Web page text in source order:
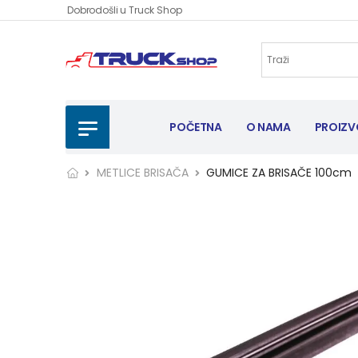
Dobrodošli u Truck Shop
POČETNA O NAMA
METLICE BRISAČA GUMICE ZA BRISAČE 100cm